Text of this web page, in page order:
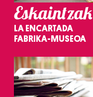
Eskaintzak
LA ENCARTADA
FABRIKA-MUSEOA